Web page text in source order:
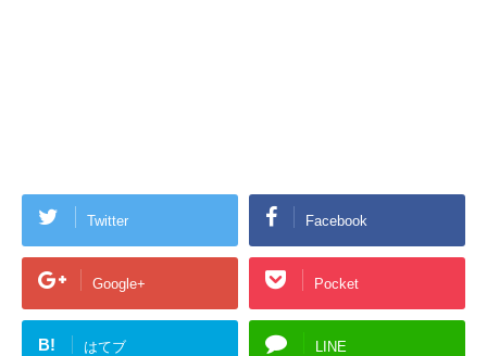
Twitter Facebook
Google+ Pocket
B! はてブ LINE